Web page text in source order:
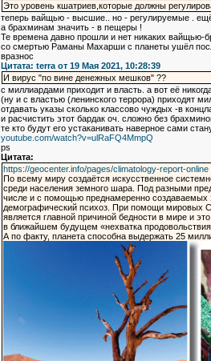
Это уровень кшатриев,которые должны
теперь вайщью - высшие.. но - регулируемые .
а брахминам значить - в пещеры !
Те времена давно прошли и нет никаких вайщью-
со смертью Раманы Махарши с планеты ушёл
вразнос
Цитата: terra от 19 Мая 2021, 10:28:39
И вирус "по вине денежных мешков" ??
с миллиардами приходит и власть. а вот её
(ну и с властью (ленинского террора) приходят
отдавать указы сколько классово чуждых -в
и расчистить этот бардак оч. сложно без
те кто будут его устаканивать наверное сами
youtube.com/watch?v=ulRaFQ4MmpQ
ps
Цитата:
https://geocenter.info/pages/climatology-report-online
По всему миру создаётся искусственное
среди населения земного шара. Под разными
числе и с помощью преднамеренно создаваемых
демографический психоз. При помощи мировых
является главной причиной бедности в мире и
в ближайшем будущем «нехватка
А по факту, планета способна выдержать 25